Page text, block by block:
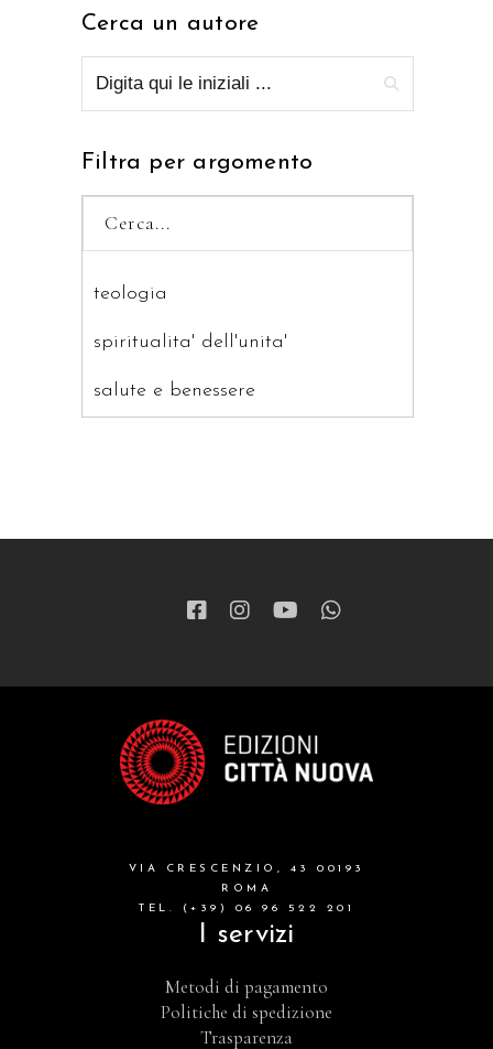
Cerca un autore
Filtra per argomento
teologia
spiritualita' dell'unita'
salute e benessere
patristica
formazione cristiana e liturgia
catalogo storico
attualita'
VIA CRESCENZIO, 43 00193
ROMA
TEL. (+39) 06 96 522 201
I servizi
Metodi di pagamento
Politiche di spedizione
Trasparenza